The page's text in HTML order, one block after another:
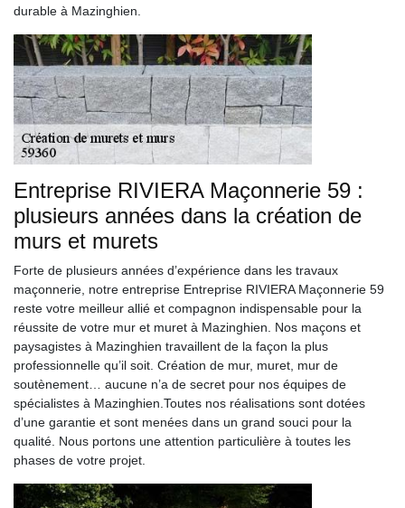
durable à Mazinghien.
Entreprise RIVIERA Maçonnerie 59 :
plusieurs années dans la création de
murs et murets
Forte de plusieurs années d’expérience dans les travaux
maçonnerie, notre entreprise Entreprise RIVIERA Maçonnerie 59
reste votre meilleur allié et compagnon indispensable pour la
réussite de votre mur et muret à Mazinghien. Nos maçons et
paysagistes à Mazinghien travaillent de la façon la plus
professionnelle qu’il soit. Création de mur, muret, mur de
soutènement… aucune n’a de secret pour nos équipes de
spécialistes à Mazinghien.Toutes nos réalisations sont dotées
d’une garantie et sont menées dans un grand souci pour la
qualité. Nous portons une attention particulière à toutes les
phases de votre projet.